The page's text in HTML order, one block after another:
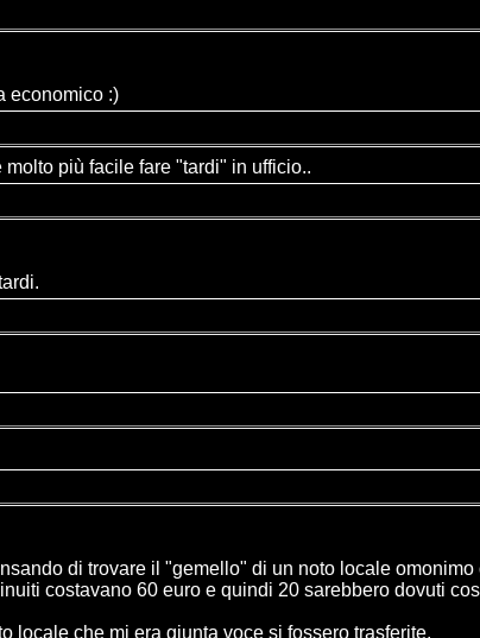
economico :)
più facile fare "tardi" in ufficio..
di trovare il "gemello" di un noto locale
costavano 60 euro e quindi 20 sarebbero dovuti
locale che mi era giunta voce si fossero trasferite.